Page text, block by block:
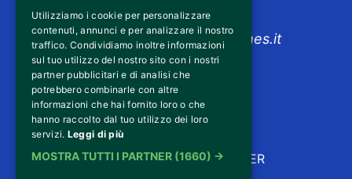
+39 352 024 6554
info@casalecomicsandgames.it
ISCRIVITI ALLA NEWSLETTER
Utilizziamo i cookie per personalizzare
contenuti, annunci e per analizzare il nostro
traffico. Condividiamo inoltre informazioni
sul tuo utilizzo del nostro sito con i nostri
partner pubblicitari e di analisi che
potrebbero combinarle con altre
informazioni che hai fornito loro o che
hanno raccolto dal tuo utilizzo dei loro
servizi. Leggi di più
MOSTRA TUTTI I PARTNER (1660) →